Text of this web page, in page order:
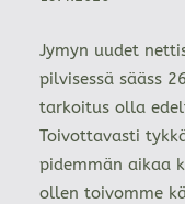
Jymyn uudet
pilvisessä sääss
tarkoitus olla
Toivottavasti
pidemmän aikaa
ollen toivomme